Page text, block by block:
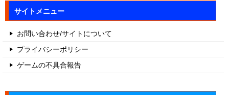
サイトメニュー
お問い合わせ/サイトについて
プライバシーポリシー
ゲームの不具合報告